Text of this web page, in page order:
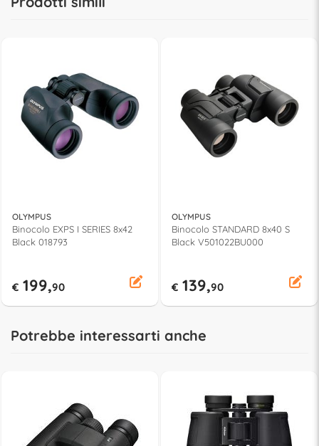
OLYMPUS
Binocolo EXPS I SERIES 8x42
Black 018793
€ 199,90
OLYMPUS
Binocolo STANDARD 8x40 S
Black V501022BU000
€ 139,90
Potrebbe interessarti anche